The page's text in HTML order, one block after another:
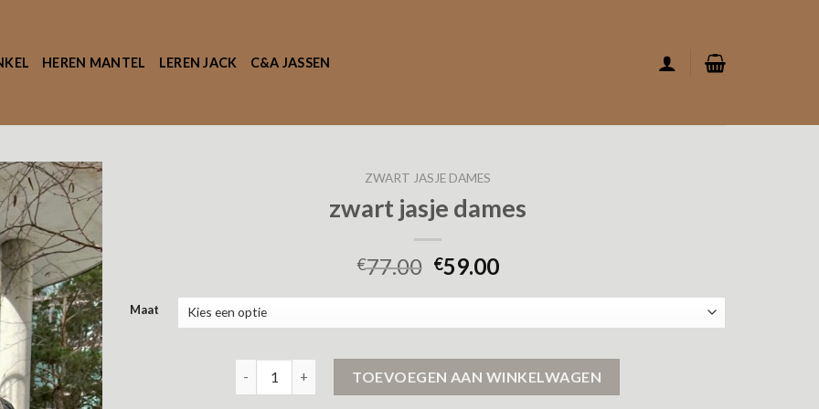
HEREN MANTEL LEREN JACK C&A JASSEN
ZWART JASJE DAMES
zwart jasje dames
€77.00 €59.00
Maat
TOEVOEGEN AAN WINKELWAGEN